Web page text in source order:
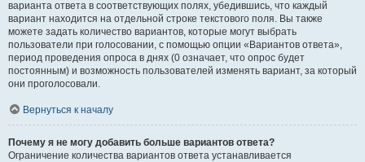
варианта ответа в соответствующих полях, убедившись, что каждый
вариант находится на отдельной строке текстового поля. Вы также
можете задать количество вариантов, которые могут выбрать
пользователи при голосовании, с помощью опции «Вариантов ответа»,
период проведения опроса в днях (0 означает, что опрос будет
постоянным) и возможность пользователей изменять вариант, за который
они проголосовали.
Вернуться к началу
Почему я не могу добавить больше вариантов ответа?
Ограничение количества вариантов ответа устанавливается